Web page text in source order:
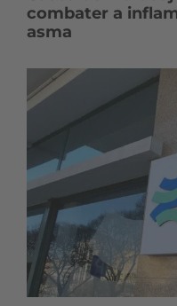
combater a
asma